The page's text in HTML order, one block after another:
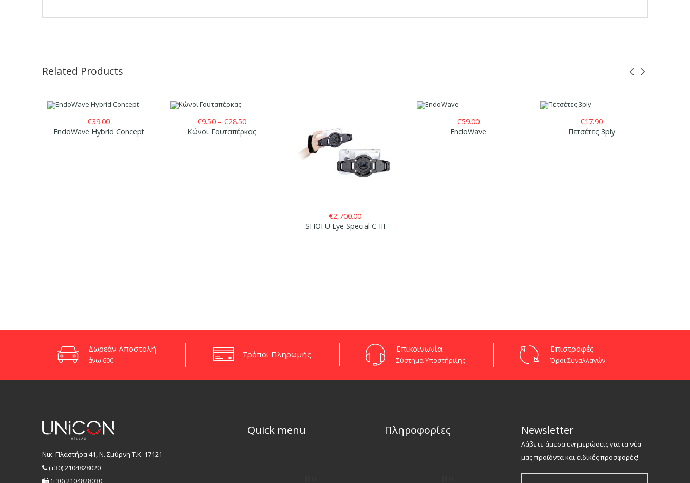
Related Products
€39.00
EndoWave Hybrid Concept
€9.50 – €28.50Price
range:
€9.50
Κώνοι Γουταπέρκας
€2,700.00
SHOFU Eye Special C-III
€59.00
EndoWave
€17.90
Πετσέτες 3ply
Δωρεάν Αποστολή
άνω 60€
Τρόποι Πληρωμής
Eπικοινωνία
Σύστημα Υποστήριξης
Επιστροφές
Όροι Συναλλαγών
Νικ. Πλαστήρα 41, Ν. Σμύρνη T.K. 17121
(+30) 2104828020
(+30) 2104828030
Quick menu Πληροφορίες Newsletter
Λάβετε άμεσα ενημερώσεις για τα νέα
μας προϊόντα και ειδικές προσφορές!